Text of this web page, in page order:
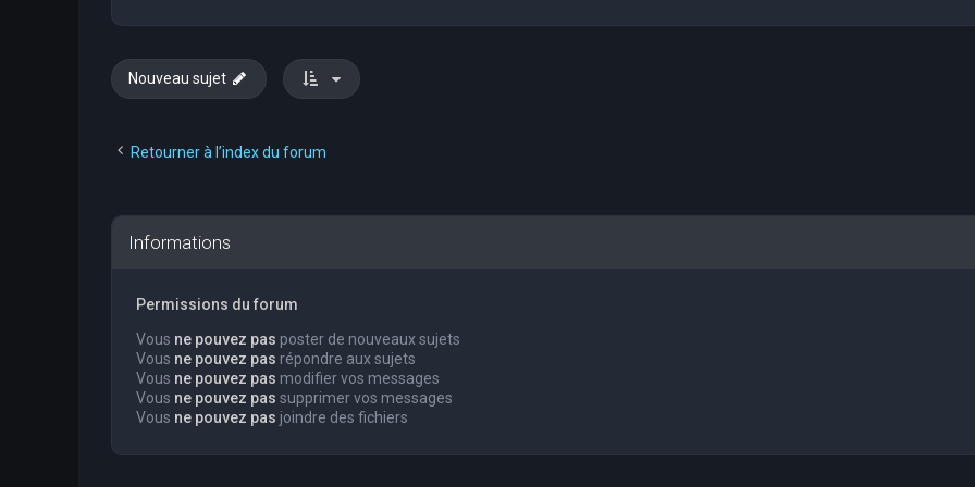
Nouveau sujet
Retourner à l’index du forum
Informations
Permissions du forum
Vous ne pouvez pas poster de nouveaux sujets
Vous ne pouvez pas répondre aux sujets
Vous ne pouvez pas modifier vos messages
Vous ne pouvez pas supprimer vos messages
Vous ne pouvez pas joindre des fichiers